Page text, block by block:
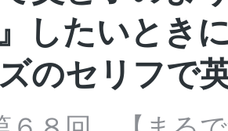
』したいとき
のセリフで